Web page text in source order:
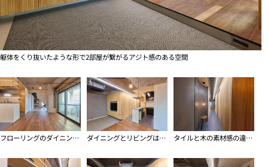
躯体をくり抜いたような形で2部屋が繋がるアジト感のある空間
フローリングのダイニングスペース ダイニングとリビングは床レベルの違いによりゆるやかに空間が分かれます タイルと木の素材感の違いがユニークな玄関スペース